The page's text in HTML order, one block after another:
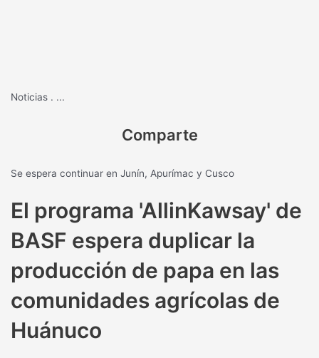
Noticias . ...
Comparte
Se espera continuar en Junín, Apurímac y Cusco
El programa 'AllinKawsay' de
BASF espera duplicar la
producción de papa en las
comunidades agrícolas de
Huánuco